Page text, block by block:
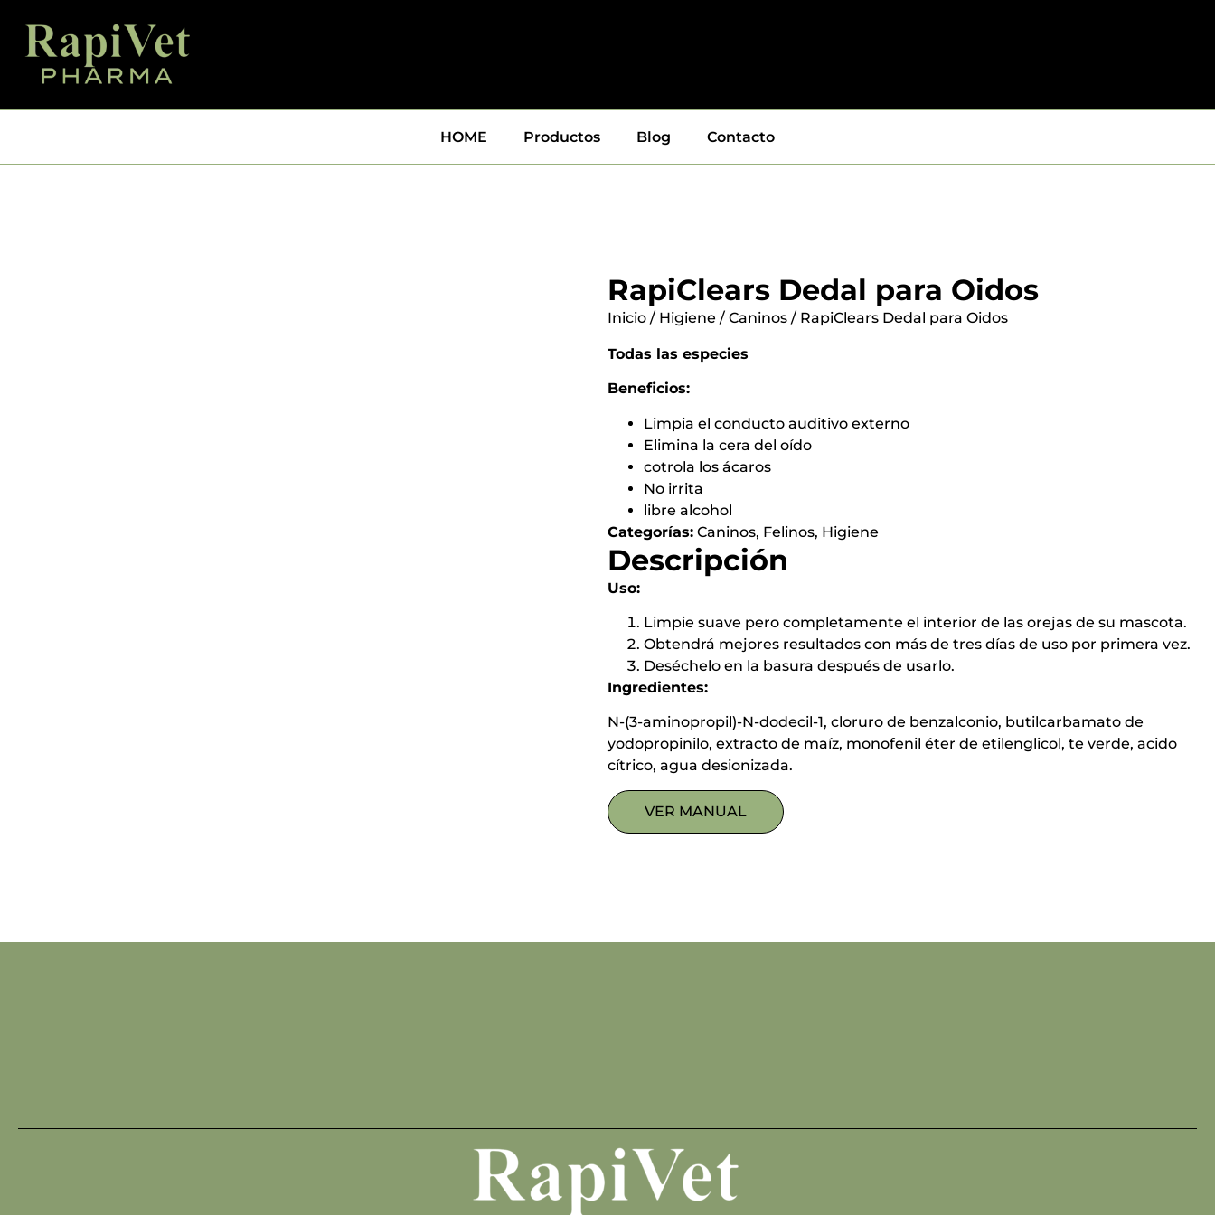
HOME Productos Blog Contacto
RapiClears Dedal para Oidos
Inicio / Higiene / Caninos / RapiClears Dedal para Oidos
Todas las especies
Beneficios:
Limpia el conducto auditivo externo
Elimina la cera del oído
cotrola los ácaros
No irrita
libre alcohol
Categorías: Caninos, Felinos, Higiene
Descripción
Uso:
Limpie suave pero completamente el interior de las orejas de su mascota.
Obtendrá mejores resultados con más de tres días de uso por primera vez.
Deséchelo en la basura después de usarlo.
Ingredientes:
N-(3-aminopropil)-N-dodecil-1, cloruro de benzalconio, butilcarbamato de
yodopropinilo, extracto de maíz, monofenil éter de etilenglicol, te verde, acido
cítrico, agua desionizada.
VER MANUAL